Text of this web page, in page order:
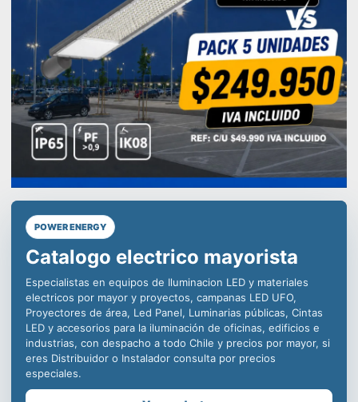
POWER ENERGY
Líderes en equipos de
iluminación LED para la
industria, decenas de
distribuidores en todo Chile
para ofrecer productos de
calidad incomparable.
Somos especialistas en equipos de iluminación comercial,
para la minería, centros deportivos y educacionales, con